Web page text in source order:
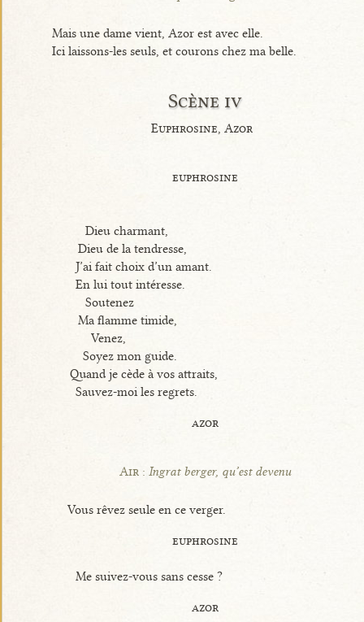
Mais une dame vient, Azor est avec elle.
Ici laissons-les seuls, et courons chez ma belle.
Scène iv
Euphrosine, Azor
euphrosine
Dieu charmant,
Dieu de la tendresse,
J’ai fait choix d’un amant.
En lui tout intéresse.
Soutenez
Ma flamme timide,
Venez,
Soyez mon guide.
Quand je cède à vos attraits,
Sauvez-moi les regrets.
azor
Air :Ingrat berger, qu’est devenu
Vous rêvez seule en ce verger.
euphrosine
Me suivez-vous sans cesse ?
azor